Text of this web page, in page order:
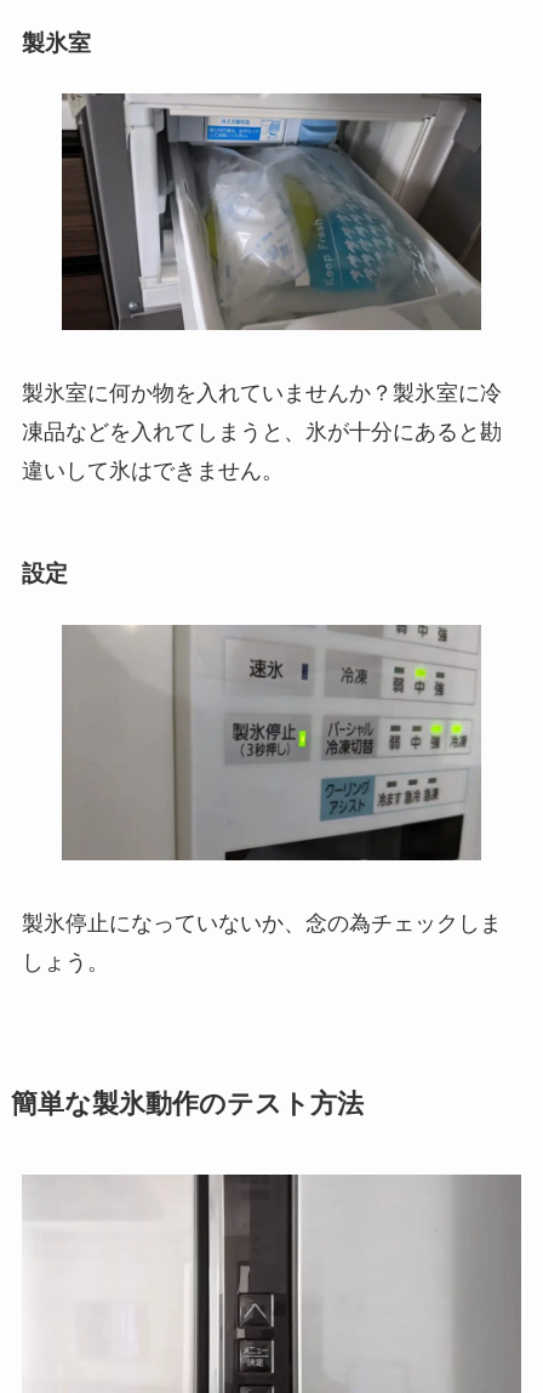
製氷室
製氷室に何か物を入れていませんか？製氷室に冷
凍品などを入れてしまうと、氷が十分にあると勘
違いして氷はできません。
設定
製氷停止になっていないか、念の為チェックしま
しょう。
簡単な製氷動作のテスト方法